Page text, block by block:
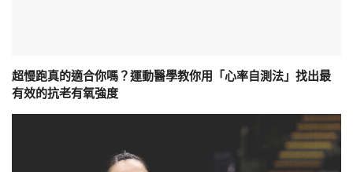
超慢跑真的適合你嗎？運動醫學教你用「心率自測法」找出最
有效的抗老有氧強度